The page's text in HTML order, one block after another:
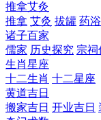
推拿艾灸
推拿 艾灸 拔罐 药浴
诸子百家
儒家 历史探究 宗祠
生肖星座
十二生肖 十二星座
黄道吉日
搬家吉日 开业吉日